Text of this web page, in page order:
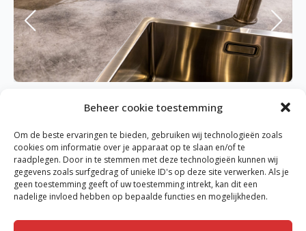
Beheer cookie toestemming
Om de beste ervaringen te bieden, gebruiken wij technologieën zoals
cookies om informatie over je apparaat op te slaan en/of te
raadplegen. Door in te stemmen met deze technologieën kunnen wij
gegevens zoals surfgedrag of unieke ID's op deze site verwerken. Als je
geen toestemming geeft of uw toestemming intrekt, kan dit een
nadelige invloed hebben op bepaalde functies en mogelijkheden.
Menken Werkbladen is gespecialiseerd in het
fabriceren van bladen met een kunststof toplaag. Het